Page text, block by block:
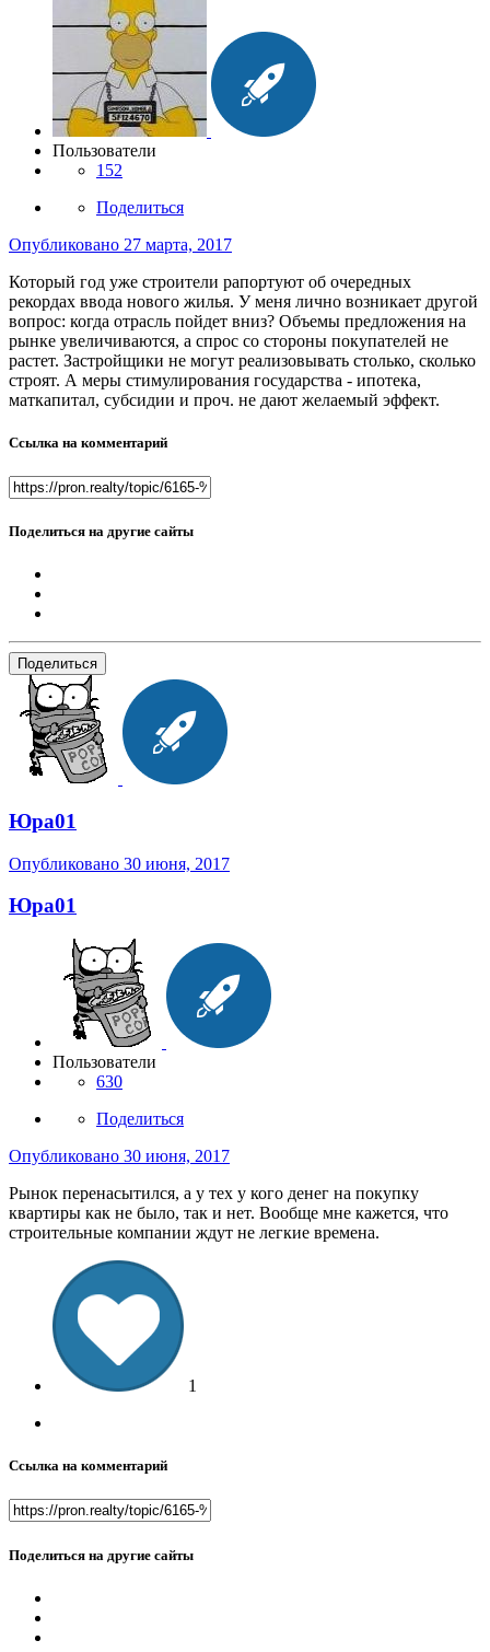
Пользователи
152
Поделиться
Опубликовано 27 марта, 2017
Который год уже строители рапортуют об очередных
рекордах ввода нового жилья. У меня лично возникает другой
вопрос: когда отрасль пойдет вниз? Объемы предложения на
рынке увеличиваются, а спрос со стороны покупателей не
растет. Застройщики не могут реализовывать столько, сколько
строят. А меры стимулирования государства - ипотека,
маткапитал, субсидии и проч. не дают желаемый эффект.
Ссылка на комментарий
Поделиться на другие сайты
Поделиться
Юра01
Опубликовано 30 июня, 2017
Юра01
Пользователи
630
Поделиться
Опубликовано 30 июня, 2017
Рынок перенасытился, а у тех у кого денег на покупку
квартиры как не было, так и нет. Вообще мне кажется, что
строительные компании ждут не легкие времена.
1
Ссылка на комментарий
Поделиться на другие сайты